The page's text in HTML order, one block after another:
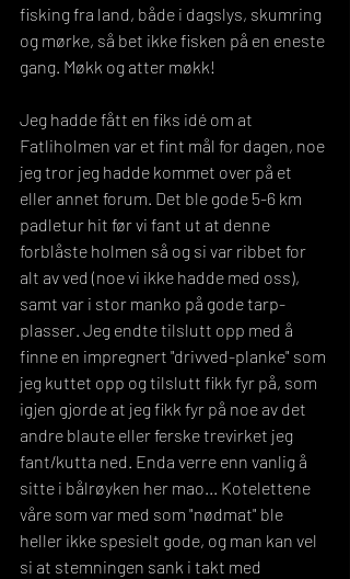
fisking fra land, både i dagslys, skumring
og mørke, så bet ikke fisken på en eneste
gang. Møkk og atter møkk!
Jeg hadde fått en fiks idé om at
Fatliholmen var et fint mål for dagen, noe
jeg tror jeg hadde kommet over på et
eller annet forum. Det ble gode 5-6 km
padletur hit før vi fant ut at denne
forblåste holmen så og si var ribbet for
alt av ved (noe vi ikke hadde med oss),
samt var i stor manko på gode tarp-
plasser. Jeg endte tilslutt opp med å
finne en impregnert "drivved-planke" som
jeg kuttet opp og tilslutt fikk fyr på, som
igjen gjorde at jeg fikk fyr på noe av det
andre blaute eller ferske trevirket jeg
fant/kutta ned. Enda verre enn vanlig å
sitte i bålrøyken her mao... Kotelettene
våre som var med som "nødmat" ble
heller ikke spesielt gode, og man kan vel
si at stemningen sank i takt med